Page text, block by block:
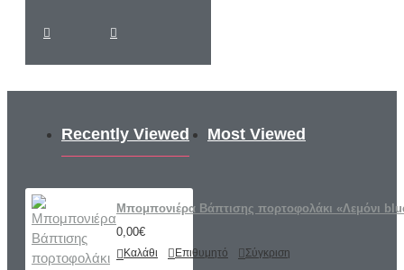
Recently Viewed Most Viewed
Μπομπονιέρα Βάπτισης πορτοφολάκι «Λεμόνι
0,00€
Καλάθι Επιθυμητό Σύγκριση